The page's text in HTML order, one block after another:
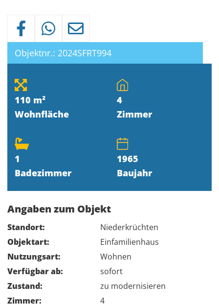
Objektnr.: 2024SFRT994
110 m²
Wohnfläche
4
Zimmer
1
Badezimmer
1965
Baujahr
Angaben zum Objekt
Standort:
Niederkrüchten
Objektart:
Einfamilienhaus
Nutzungsart:
Wohnen
Verfügbar ab:
sofort
Zustand:
zu modernisieren
Zimmer:
4